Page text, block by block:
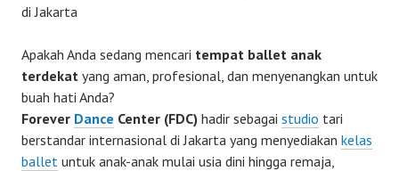
di Jakarta
Apakah Anda sedang mencari tempat ballet anak
terdekat yang aman, profesional, dan menyenangkan untuk
buah hati Anda?
Forever Dance Center (FDC) hadir sebagai studio tari
berstandar internasional di Jakarta yang menyediakan kelas
ballet untuk anak-anak mulai usia dini hingga remaja,